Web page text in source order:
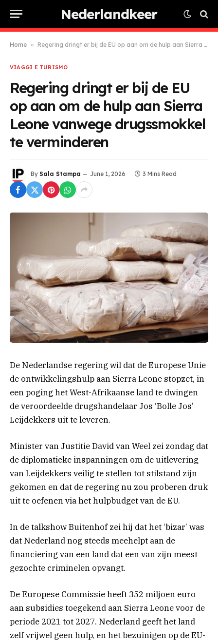
Nederlandkeer
Home » Regering dringt er bij de EU op aan om de hulp aan Sierra Leone vanwege drugssmokkel te verminderen
VIAGGI E TURISMO
Regering dringt er bij de EU
op aan om de hulp aan Sierra
Leone vanwege drugssmokkel
te verminderen
By Sala Stampa June 1, 2026 3 Mins Read
De Nederlandse regering wil dat de Europese Unie
de ontwikkelingshulp aan Sierra Leone stopzet, in
een poging het West-Afrikaanse land te dwingen
de veroordeelde drugshandelaar Jos ‘Bolle Jos’
Leijdekkers uit te leveren.
Minister van Justitie David van Weel zei zondag dat
de diplomatieke inspanningen om de uitlevering
van Leijdekkers veilig te stellen tot stilstand zijn
gekomen en dat de regering nu zou proberen druk
uit te oefenen via het hulpbudget van de EU.
In de talkshow Buitenhof zei hij dat het ‘bizar’ was
dat Nederland nog steeds meehelpt aan de
financiering van een land dat een van zijn meest
gezochte criminelen opvangt.
De Europese Commissie heeft 352 miljoen euro
aan subsidies toegekend aan Sierra Leone voor de
periode 2021 tot 2027. Nederland geeft het land
zelf vrijwel geen hulp, en het bezuinigen op de EU-